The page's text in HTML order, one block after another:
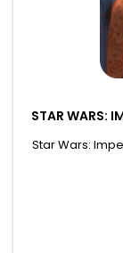
STAR WARS:
Star Wars: